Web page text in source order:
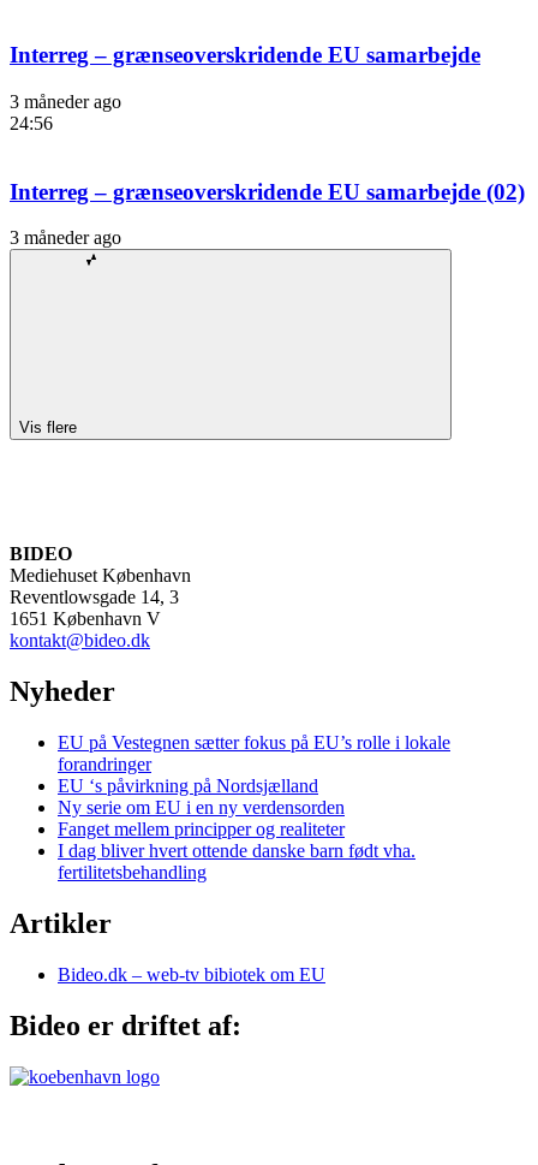
Interreg – grænseoverskridende EU samarbejde
3 måneder ago
24:56
Interreg – grænseoverskridende EU samarbejde (02)
3 måneder ago
Vis flere
BIDEO
Mediehuset København
Reventlowsgade 14, 3
1651 København V
kontakt@bideo.dk
Nyheder
EU på Vestegnen sætter fokus på EU’s rolle i lokale
forandringer
EU ‘s påvirkning på Nordsjælland
Ny serie om EU i en ny verdensorden
Fanget mellem principper og realiteter
I dag bliver hvert ottende danske barn født vha.
fertilitetsbehandling
Artikler
Bideo.dk – web-tv bibiotek om EU
Bideo er driftet af: